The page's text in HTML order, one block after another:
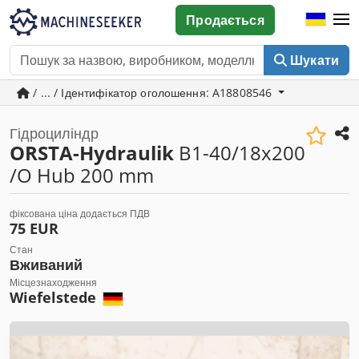
Шукати
Продається
/ ... / Ідентифікатор оголошення: A18808546
Гідроциліндр
ORSTA-Hydraulik B1-40/18x200
/O Hub 200 mm
фіксована ціна додається ПДВ
75 EUR
Стан
Вживаний
Місцезнаходження
Wiefelstede